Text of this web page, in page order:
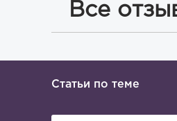
Все
Статьи по теме